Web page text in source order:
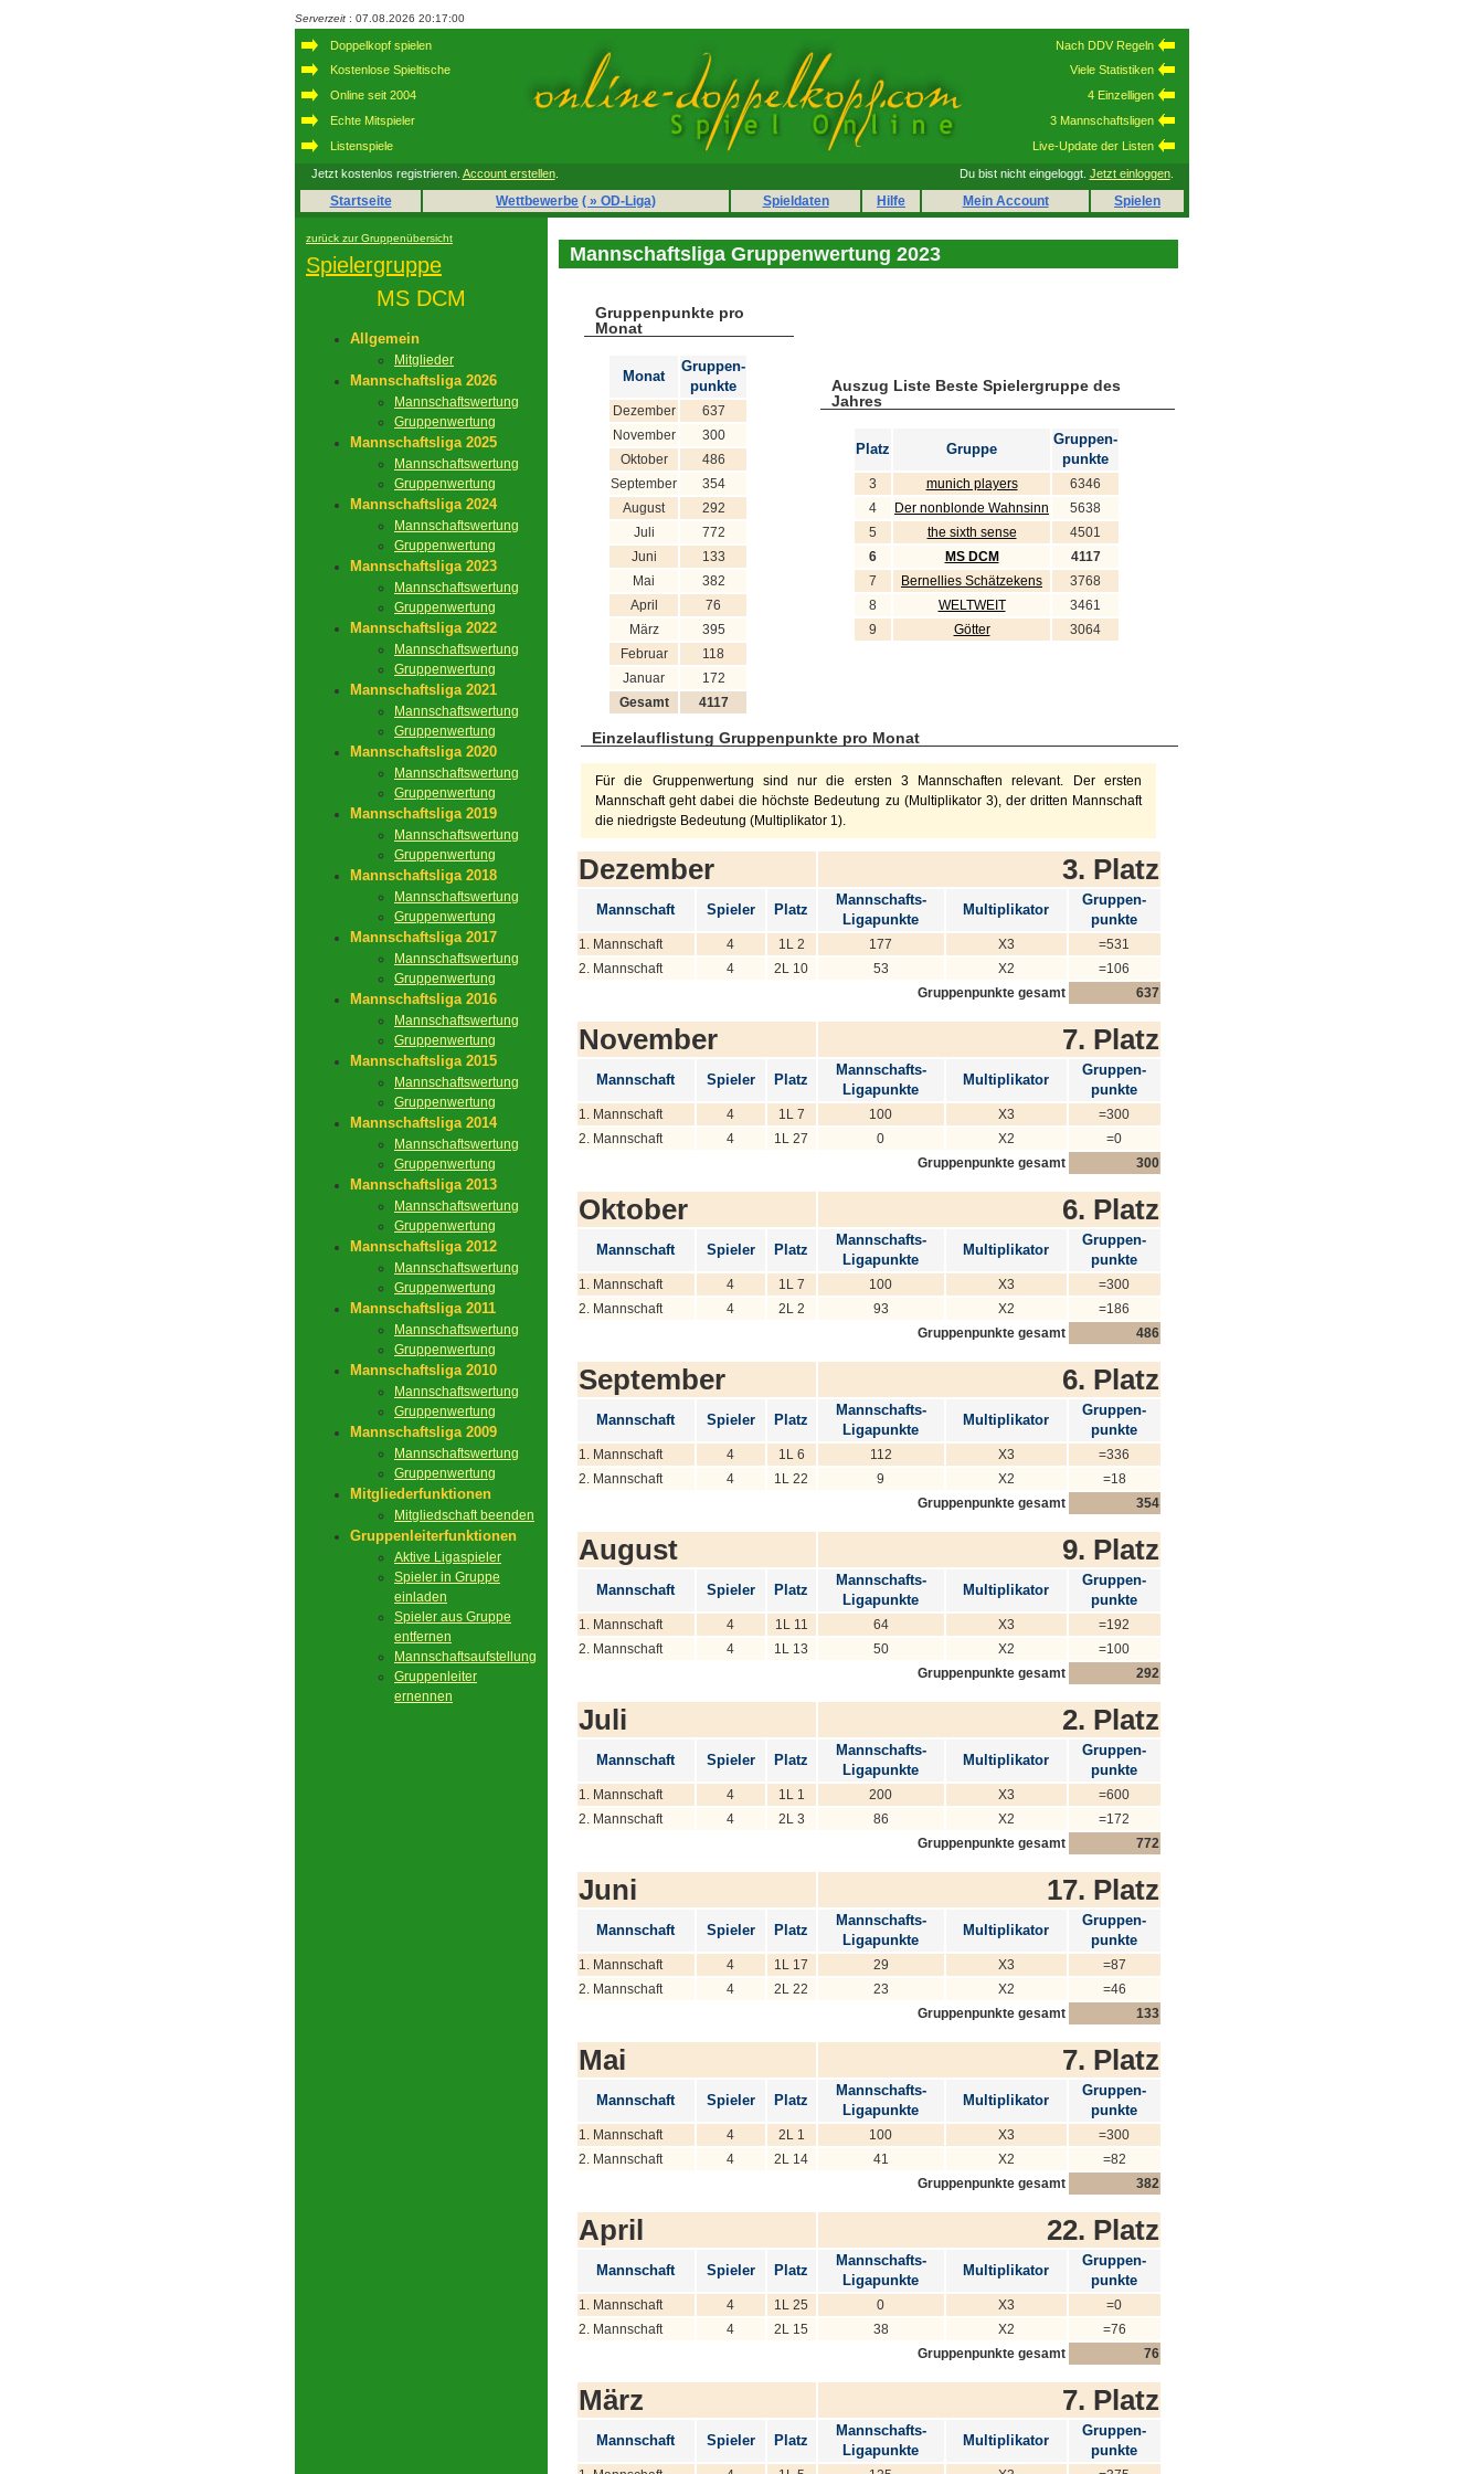
Serverzeit : 07.08.2026 20:17:00
Doppelkopf spielen
Kostenlose Spieltische
Online seit 2004
Echte Mitspieler
Listenspiele
Nach DDV Regeln
Viele Statistiken
4 Einzelligen
3 Mannschaftsligen
Live-Update der Listen
Jetzt kostenlos registrieren. Account erstellen. Du bist nicht eingeloggt. Jetzt einloggen.
Startseite Wettbewerbe ( » OD-Liga) Spieldaten Hilfe Mein Account Spielen
zurück zur Gruppenübersicht
Spielergruppe
MS DCM
Allgemein
Mitglieder
Mannschaftsliga 2026
Mannschaftswertung
Gruppenwertung
Mannschaftsliga 2025
Mannschaftswertung
Gruppenwertung
Mannschaftsliga 2024
Mannschaftswertung
Gruppenwertung
Mannschaftsliga 2023
Mannschaftswertung
Gruppenwertung
Mannschaftsliga 2022
Mannschaftswertung
Gruppenwertung
Mannschaftsliga 2021
Mannschaftswertung
Gruppenwertung
Mannschaftsliga 2020
Mannschaftswertung
Gruppenwertung
Mannschaftsliga 2019
Mannschaftswertung
Gruppenwertung
Mannschaftsliga 2018
Mannschaftswertung
Gruppenwertung
Mannschaftsliga 2017
Mannschaftswertung
Gruppenwertung
Mannschaftsliga 2016
Mannschaftswertung
Gruppenwertung
Mannschaftsliga 2015
Mannschaftswertung
Gruppenwertung
Mannschaftsliga 2014
Mannschaftswertung
Gruppenwertung
Mannschaftsliga 2013
Mannschaftswertung
Gruppenwertung
Mannschaftsliga 2012
Mannschaftswertung
Gruppenwertung
Mannschaftsliga 2011
Mannschaftswertung
Gruppenwertung
Mannschaftsliga 2010
Mannschaftswertung
Gruppenwertung
Mannschaftsliga 2009
Mannschaftswertung
Gruppenwertung
Mitgliederfunktionen
Mitgliedschaft beenden
Gruppenleiterfunktionen
Aktive Ligaspieler
Spieler in Gruppe
einladen
Spieler aus Gruppe
entfernen
Mannschaftsaufstellung
Gruppenleiter
ernennen
Mannschaftsliga Gruppenwertung 2023
Gruppenpunkte pro
Monat
Monat
Gruppen-
punkte
Dezember
637
November
300
Oktober
486
September
354
August
292
Juli
772
Juni
133
Mai
382
April
76
März
395
Februar
118
Januar
172
Gesamt
4117
Auszug Liste Beste Spielergruppe des
Jahres
Platz Gruppe
Gruppen-
punkte
3 munich players
6346
4
Der nonblonde Wahnsinn
5638
5
the sixth sense
4501
6
MS DCM
4117
7
Bernellies Schätzekens
3768
8
WELTWEIT
3461
9
Götter 3064
Einzelauflistung Gruppenpunkte pro Monat
Für die Gruppenwertung sind nur die ersten 3 Mannschaften relevant. Der ersten
Mannschaft geht dabei die höchste Bedeutung zu (Multiplikator 3), der dritten Mannschaft
die niedrigste Bedeutung (Multiplikator 1).
Dezember 3. Platz
Mannschaft Spieler Platz
Mannschafts-
Ligapunkte
Multiplikator
Gruppen-
punkte
1. Mannschaft 4 1L 2 177 X3
=531
2. Mannschaft
4 2L 10 53 X2
=106
Gruppenpunkte gesamt
637
November 7. Platz
Mannschaft Spieler Platz
Mannschafts-
Ligapunkte
Multiplikator
Gruppen-
punkte
1. Mannschaft 4 1L 7 100 X3
=300
2. Mannschaft
4 1L 27 0 X2
=0
Gruppenpunkte gesamt
300
Oktober 6. Platz
Mannschaft Spieler Platz
Mannschafts-
Ligapunkte
Multiplikator
Gruppen-
punkte
1. Mannschaft 4 1L 7 100 X3
=300
2. Mannschaft
4 2L 2 93 X2
=186
Gruppenpunkte gesamt
486
September 6. Platz
Mannschaft Spieler Platz
Mannschafts-
Ligapunkte
Multiplikator
Gruppen-
punkte
1. Mannschaft 4 1L 6 112 X3
=336
2. Mannschaft
4 1L 22 9 X2
=18
Gruppenpunkte gesamt
354
August 9. Platz
Mannschaft Spieler Platz
Mannschafts-
Ligapunkte
Multiplikator
Gruppen-
punkte
1. Mannschaft 4 1L 11 64 X3
=192
2. Mannschaft
4 1L 13 50 X2
=100
Gruppenpunkte gesamt
292
Juli 2. Platz
Mannschaft Spieler Platz
Mannschafts-
Ligapunkte
Multiplikator
Gruppen-
punkte
1. Mannschaft 4 1L 1 200 X3
=600
2. Mannschaft
4 2L 3 86 X2
=172
Gruppenpunkte gesamt
772
Juni 17. Platz
Mannschaft Spieler Platz
Mannschafts-
Ligapunkte
Multiplikator
Gruppen-
punkte
1. Mannschaft 4 1L 17 29 X3
=87
2. Mannschaft
4 2L 22 23 X2
=46
Gruppenpunkte gesamt
133
Mai 7. Platz
Mannschaft Spieler Platz
Mannschafts-
Ligapunkte
Multiplikator
Gruppen-
punkte
1. Mannschaft 4 2L 1 100 X3
=300
2. Mannschaft
4 2L 14 41 X2
=82
Gruppenpunkte gesamt
382
April 22. Platz
Mannschaft Spieler Platz
Mannschafts-
Ligapunkte
Multiplikator
Gruppen-
punkte
1. Mannschaft 4 1L 25 0 X3
=0
2. Mannschaft
4 2L 15 38 X2
=76
Gruppenpunkte gesamt
76
März 7. Platz
Mannschaft Spieler Platz
Mannschafts-
Ligapunkte
Multiplikator
Gruppen-
punkte